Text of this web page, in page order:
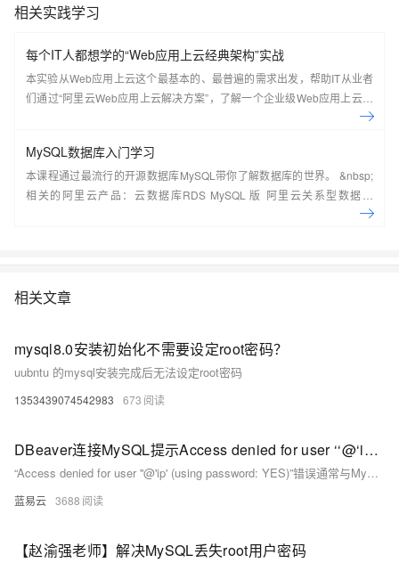
相关实践学习
每个IT人都想学的“Web应用上云经典架构”实战
本实验从Web应用上云这个最基本的、最普遍的需求出发，帮助IT从业者
们通过“阿里云Web应用上云解决方案”，了解一个企业级Web应用上云的
MySQL数据库入门学习
本课程通过最流行的开源数据库MySQL带你了解数据库的世界。 &nbsp;
相关的阿里云产品：云数据库RDS MySQL 版 阿里云关系型数据库
RDS（Relational Database Service）是一种稳定可靠、可弹性伸缩的在
相关文章
mysql8.0安装初始化不需要设定root密码？
uubntu 的mysql安装完成后无法设定root密码
1353439074542983 673
DBeaver连接MySQL提示Access denied for user ‘‘@‘ip‘ (using password: YES)
“Access denied for user ''@'ip' (using password: YES)”错误通常与MySQL用户权限配置或网络设置有关。通过检查并正确配置用户名和密码、用户权限、MySQL配置文件及防火墙设置，可以有效解决此问题。希望本文能帮助您成功连接MySQL数据库。
蓝易云 3688
【赵渝强老师】解决MySQL丢失root用户密码